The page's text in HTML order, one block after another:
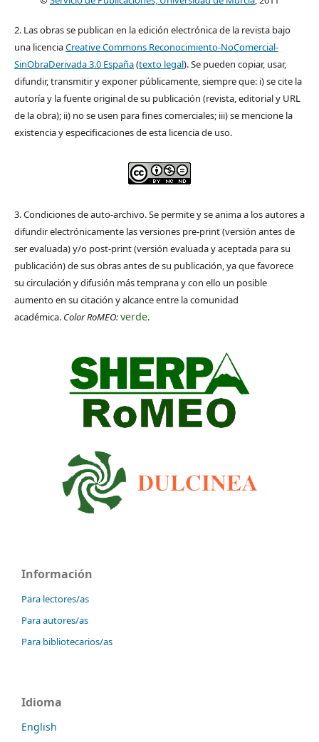
2. Las obras se publican en la edición electrónica de la revista bajo
una licenciaCreative Commons Reconocimiento-NoComercial-
SinObraDerivada 3.0 España(texto legal). Se pueden copiar, usar,
difundir, transmitir y exponer públicamente, siempre que: i) se cite la
autoría y la fuente original de su publicación (revista, editorial y URL
de la obra); ii) no se usen para fines comerciales; iii) se mencione la
existencia y especificaciones de esta licencia de uso.
3. Condiciones de auto-archivo. Se permite y se anima a los autores a
difundir electrónicamente las versiones pre-print (versión antes de
ser evaluada) y/o post-print (versión evaluada y aceptada para su
publicación) de sus obras antes de su publicación, ya que favorece
su circulación y difusión más temprana y con ello un posible
aumento en su citación y alcance entre la comunidad
académica. Color RoMEO:verde.
Información
Para lectores/as
Para autores/as
Para bibliotecarios/as
Idioma
English